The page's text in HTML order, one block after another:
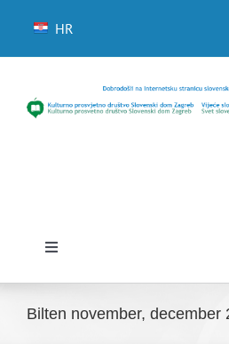
HR
Toggle
Bilten november, december